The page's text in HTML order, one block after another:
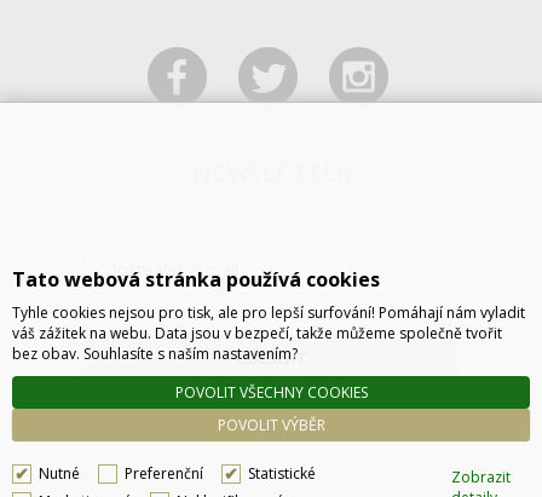
ODESLAT
Tato webová stránka používá cookies
Tyhle cookies nejsou pro tisk, ale pro lepší surfování! Pomáhají nám vyladit
váš zážitek na webu. Data jsou v bezpečí, takže můžeme společně tvořit
bez obav. Souhlasíte s naším nastavením?
POVOLIT VÝBĚR
POVOLIT VŠECHNY COOKIES
Nutné Preferenční
Statistické
Zobrazit